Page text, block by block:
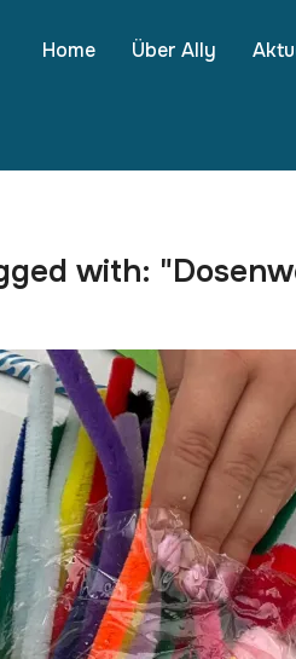
Home Über Ally
with: